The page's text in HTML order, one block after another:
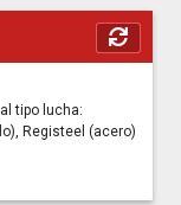
tipo lucha:
Registeel (acero)